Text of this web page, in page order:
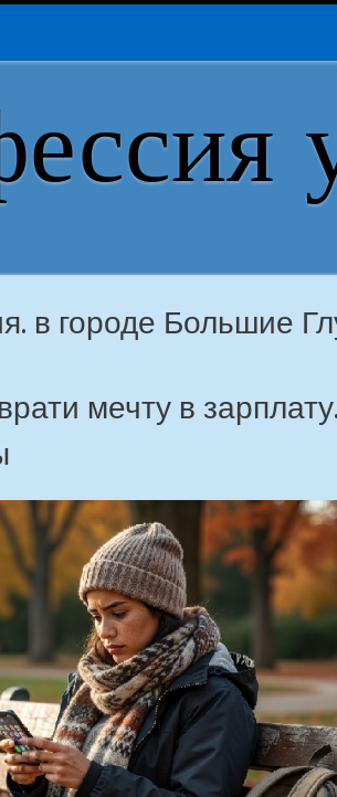
в городе Большие
мечту в зарплату.